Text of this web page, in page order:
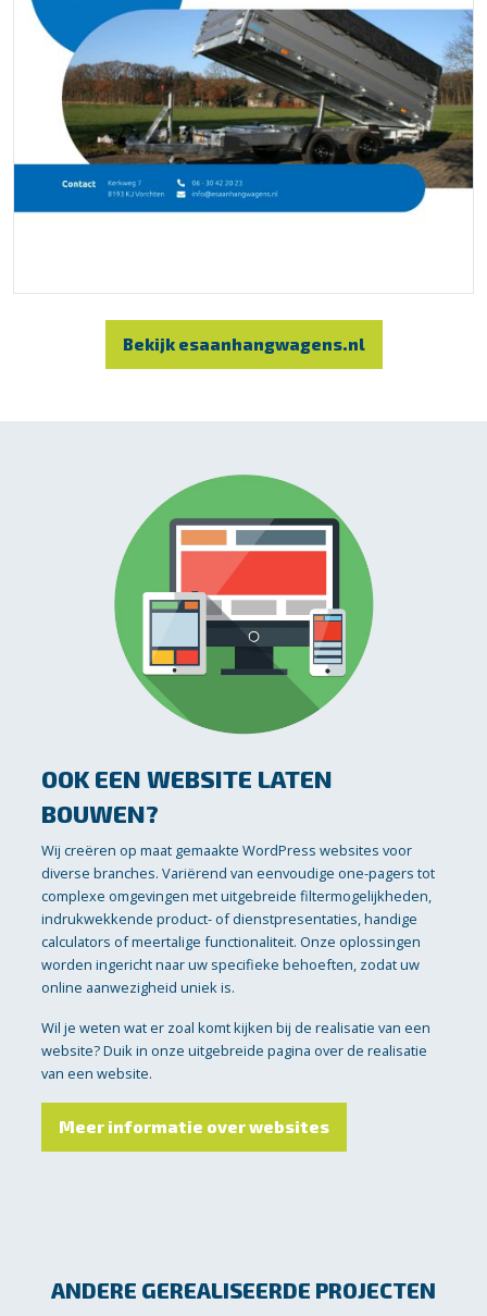
Bekijk esaanhangwagens.nl
OOK EEN WEBSITE LATEN
BOUWEN?
Wij creëren op maat gemaakte WordPress websites voor
diverse branches. Variërend van eenvoudige one-pagers tot
complexe omgevingen met uitgebreide filtermogelijkheden,
indrukwekkende product- of dienstpresentaties, handige
calculators of meertalige functionaliteit. Onze oplossingen
worden ingericht naar uw specifieke behoeften, zodat uw
online aanwezigheid uniek is.
Wil je weten wat er zoal komt kijken bij de realisatie van een
website? Duik in onze uitgebreide pagina over de realisatie
van een website.
Meer informatie over websites
ANDERE GEREALISEERDE PROJECTEN